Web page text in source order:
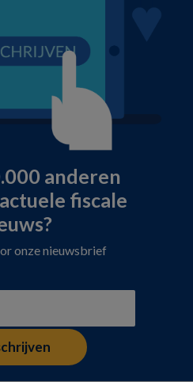
anderen
fiscale
onze nieuwsbrief